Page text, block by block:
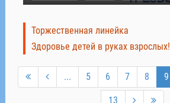
Торжественная линейка
Здоровье детей в руках взрослых!
... 5 6 7 8 9
13